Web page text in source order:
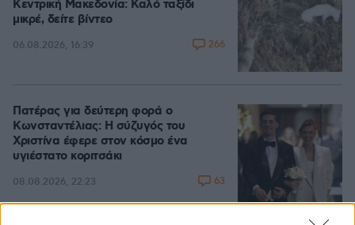
Κεντρική Μακεδονία: Καλό ταξίδι
μικρέ, δείτε βίντεο
06.08.2026, 16:39 266
Πατέρας για δεύτερη φορά ο
Κωνσταντέλιας: Η σύζυγός του
Χριστίνα έφερε στον κόσμο ένα
υγιέστατο κοριτσάκι
08.08.2026, 22:23 63